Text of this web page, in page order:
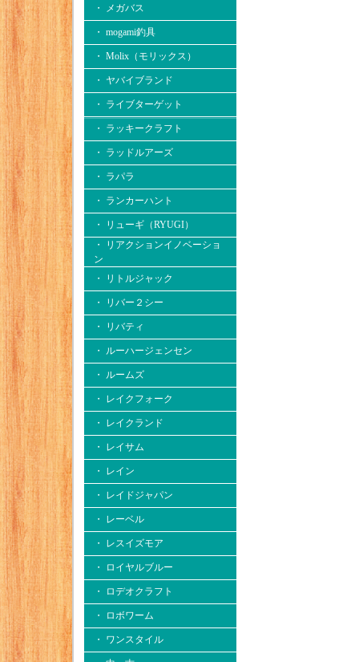
・ メガバス
・ mogami釣具
・ Molix（モリックス）
・ ヤバイブランド
・ ライブターゲット
・ ラッキークラフト
・ ラッドルアーズ
・ ラパラ
・ ランカーハント
・ リューギ（RYUGI）
・ リアクションイノベーショ
ン
・ リトルジャック
・ リバー２シー
・ リバティ
・ ルーハージェンセン
・ ルームズ
・ レイクフォーク
・ レイクランド
・ レイサム
・ レイン
・ レイドジャパン
・ レーベル
・ レスイズモア
・ ロイヤルブルー
・ ロデオクラフト
・ ロボワーム
・ ワンスタイル